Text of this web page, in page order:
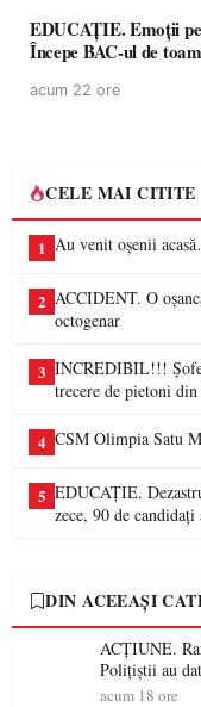
EDUCAȚIE. Emoții
Începe BAC-ul de
acum 22 ore
CELE MAI CITITE
1 Au venit oșenii
2 ACCIDENT. O
octogenar
3 INCREDIBIL!!!
trecere de pietoni
4 CSM Olimpia Satu
5 EDUCAȚIE.
zece, 90 de
DIN ACEEAȘI
ACȚIUNE.
Polițiștii au
permis într-o
acum 18 ore